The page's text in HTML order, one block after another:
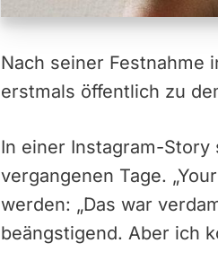
Nach seiner Festnahme
erstmals öffentlich zu
In einer Instagram-
vergangenen Tage.
werden: „Das war
beängstigend. Aber ich